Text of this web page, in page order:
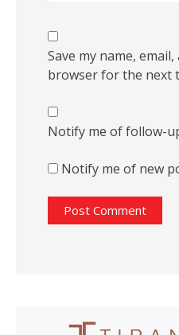
Save my name,
browser for the next
Notify me of follow-
Notify me of new